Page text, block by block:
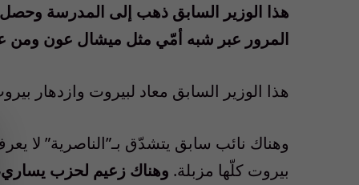
هذا الوزير السابق ذهب إلى المدرسة
المرور عبر شبه أمّي مثل ميشال عون ومن
هذا الوزير السابق معاد لبيروت وازدهار
وهناك نائب سابق يتشدّق بـ”الناصرية” لا
بيروت كلّها مزبلة. وهناك زعيم لحزب